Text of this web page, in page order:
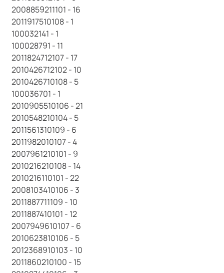
2008859211101 - 16
2011917510108 - 1
100032141 - 1
100028791 - 11
2011824712107 - 17
2010426712102 - 10
2010426710108 - 5
100036701 - 1
2010905510106 - 21
2010548210104 - 5
2011561310109 - 6
2011982010107 - 4
2007961210101 - 9
2010216210108 - 14
2010216110101 - 22
2008103410106 - 3
2011887711109 - 10
2011887410101 - 12
2007949610107 - 6
2010623810106 - 5
2012368910103 - 10
2011860210100 - 15